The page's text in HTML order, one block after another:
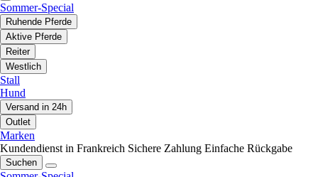
Sommer-Special
Ruhende Pferde
Aktive Pferde
Reiter
Westlich
Stall
Hund
Versand in 24h
Outlet
Marken
Kundendienst in Frankreich Sichere Zahlung Einfache Rückgabe
Suchen